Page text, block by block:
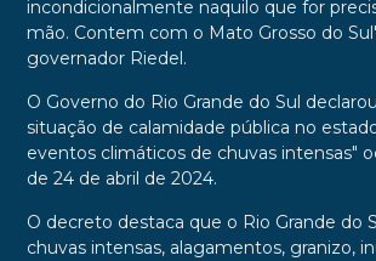
incondicionalmente naquilo que for
mão. Contem com o Mato Grosso do
governador Riedel.
O Governo do Rio Grande do Sul
situação de calamidade pública no
eventos climáticos de chuvas intensas"
de 24 de abril de 2024.
O decreto destaca que o Rio Grande do
chuvas intensas, alagamentos, granizo,